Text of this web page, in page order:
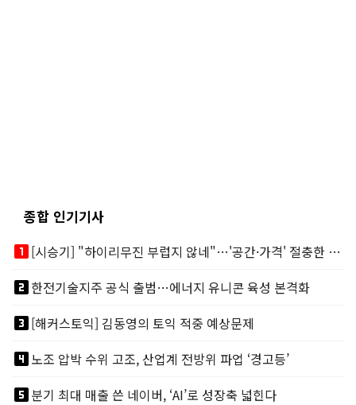
종합 인기기사
looks_one
[시승기] "하이리무진 부럽지 않네"…'공간·가격' 절충한 카니발 하이루프
looks_two한전기술지주 공식 출범…에너지 유니콘 육성 본격화
looks_3[해커스토익] 김동영의 토익 적중 예상문제
looks_4노조 압박 수위 고조, 산업계 전방위 파업 ‘경고등’
looks_5분기 최대 매출 쓴 네이버, ‘AI’로 성장축 넓힌다